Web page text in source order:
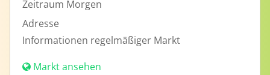
Zeitraum Morgen
Adresse
Informationen regelmäßiger Markt
Markt ansehen